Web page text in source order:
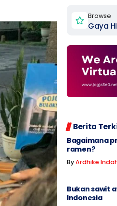
Browse
Gaya
Berita
Bagaimana
ramen?
ByArdhike
Bukan sawit
Indonesia